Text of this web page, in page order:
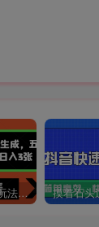
怪谈类风格爆款玩法，AI自动生成，五分钟一个爆款视频，小白轻松日入3张【揭秘】